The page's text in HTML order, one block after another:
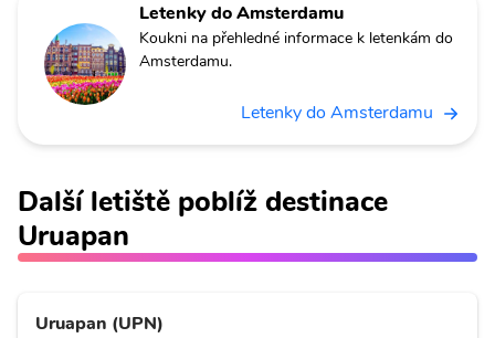
Letenky do Amsterdamu
Koukni na přehledné informace k letenkám do
Amsterdamu.
Letenky do Amsterdamu
Další letiště poblíž destinace
Uruapan
Uruapan (UPN)